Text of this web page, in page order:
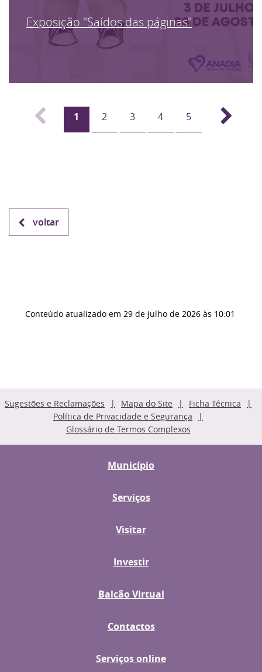
Exposição "Saídos das páginas"
1 2 3 4 5
voltar
Conteúdo atualizado em 29 de julho de 2026 às 10:01
Sugestões e Reclamações Mapa do Site
Ficha Técnica
Política de Privacidade e Segurança
Glossário de Termos Complexos
Município
Serviços
Visitar
Investir
Balcão Virtual
Contactos
Serviços online